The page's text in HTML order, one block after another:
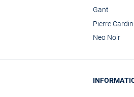
Gant
Pierre Cardin
Neo Noir